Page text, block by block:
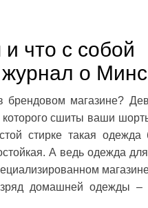
что с собой
о
магазине?
которого сшиты ваши
стирке такая одежда
А ведь одежда
домашней одежды –